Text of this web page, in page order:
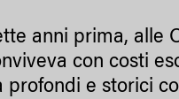
anni prima, alle
con costi
profondi e storici